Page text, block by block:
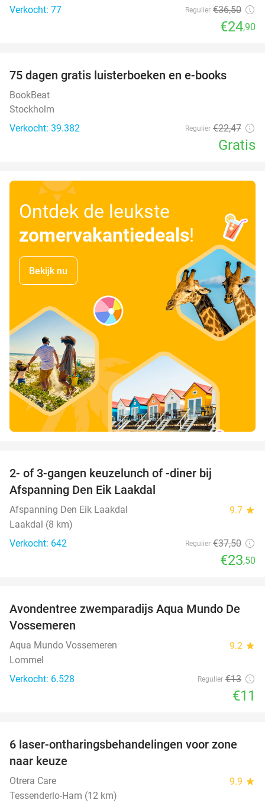
Verkocht: 77
Regulier €36,50
€24,90
75 dagen gratis luisterboeken en e-books
BookBeat
Stockholm
Verkocht: 39.382
Regulier €22,47
Gratis
Ontdek de leukste
zomervakantiedeals!
Bekijk nu
2- of 3-gangen keuzelunch of -diner bij
Afspanning Den Eik Laakdal
Afspanning Den Eik Laakdal 9.7 star
Laakdal (8 km)
Verkocht: 642
Regulier €37,50
€23,50
15%
Avondentree zwemparadijs Aqua Mundo De
Vossemeren
Aqua Mundo Vossemeren 9.2 star
Lommel
Verkocht: 6.528
Regulier €13
€11
77%
6 laser-ontharingsbehandelingen voor zone
naar keuze
Otrera Care 9.9 star
Tessenderlo-Ham (12 km)